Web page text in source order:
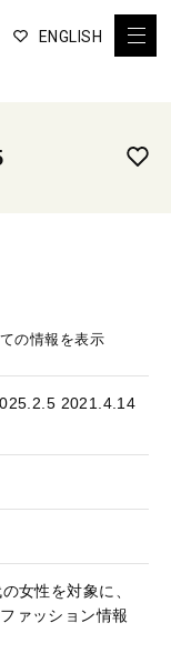
ENGLISH
の情報を表示
2021.4.14
女性を対象に、
ァッション情報